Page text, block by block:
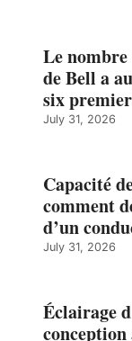
Le nombre
de Bell a
six
July 31, 2026
Capacité
comment
d’un
July 31, 2026
Éclairage